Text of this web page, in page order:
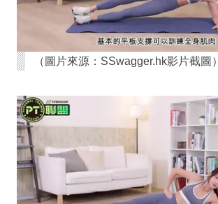
（圖片來源：SSwagger.hk影片截圖）